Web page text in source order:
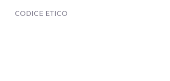
CODICE ETICO